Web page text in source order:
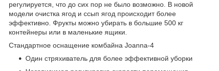
регулируется, что до сих пор не было возможно. В новой
модели очистка ягод и ссып ягод происходит более
эффективно. Фрукты можно убирать в большие 500 кг
контейнеры или в маленькие ящики.
Стандартное оснащение комбайна Joanna-4
Один стряхиватель для более эффективной уборки